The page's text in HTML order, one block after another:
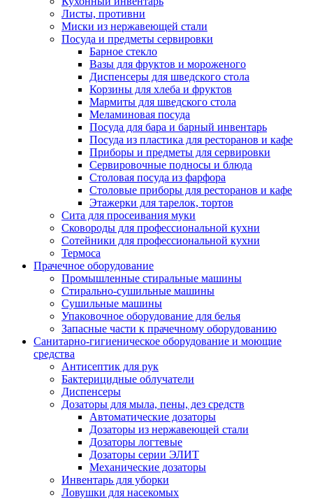
Листы, противни
Миски из нержавеющей стали
Посуда и предметы сервировки
Барное стекло
Вазы для фруктов и мороженого
Диспенсеры для шведского стола
Корзины для хлеба и фруктов
Мармиты для шведского стола
Меламиновая посуда
Посуда для бара и барный инвентарь
Посуда из пластика для ресторанов и кафе
Приборы и предметы для сервировки
Сервировочные подносы и блюда
Столовая посуда из фарфора
Столовые приборы для ресторанов и кафе
Этажерки для тарелок, тортов
Сита для просеивания муки
Сковороды для профессиональной кухни
Сотейники для профессиональной кухни
Термоса
Прачечное оборудование
Промышленные стиральные машины
Стирально-сушильные машины
Сушильные машины
Упаковочное оборудование для белья
Запасные части к прачечному оборудованию
Санитарно-гигиеническое оборудование и моющие
средства
Антисептик для рук
Бактерицидные облучатели
Диспенсеры
Дозаторы для мыла, пены, дез средств
Автоматические дозаторы
Дозаторы из нержавеющей стали
Дозаторы логтевые
Дозаторы серии ЭЛИТ
Механические дозаторы
Инвентарь для уборки
Ловушки для насекомых